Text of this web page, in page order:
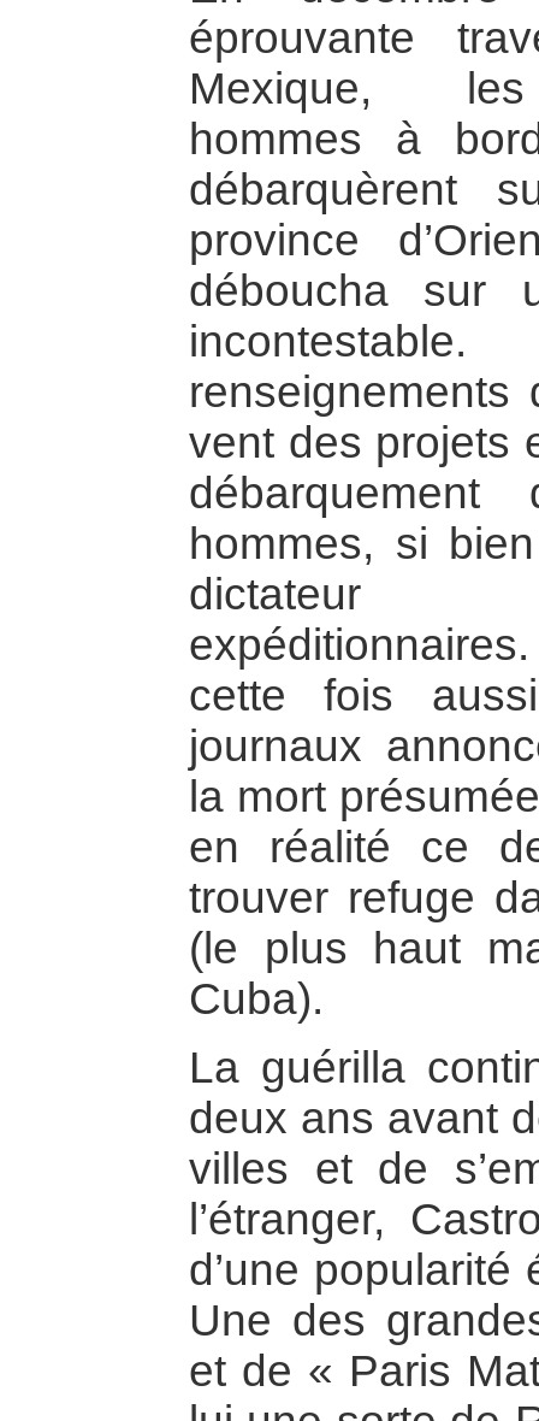
éprouvante
Mexique, les
hommes à
débarquèrent
province
déboucha sur
renseignements
vent des projets
hommes, si
dictateur
cette fois
journaux
la mort
en réalité ce
trouver refuge
(le plus haut
Cuba).
La guérilla
deux ans avant
villes et de
l’étranger,
d’une
Une des
et de « Paris